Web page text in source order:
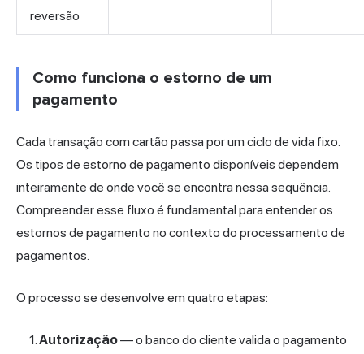
reversão
Como funciona o estorno de um
pagamento
Cada transação com cartão passa por um ciclo de vida fixo.
Os tipos de estorno de pagamento disponíveis dependem
inteiramente de onde você se encontra nessa sequência.
Compreender esse fluxo é fundamental para entender os
estornos de pagamento no contexto do processamento de
pagamentos.
O processo se desenvolve em quatro etapas:
Autorização— o banco do cliente valida o pagamento